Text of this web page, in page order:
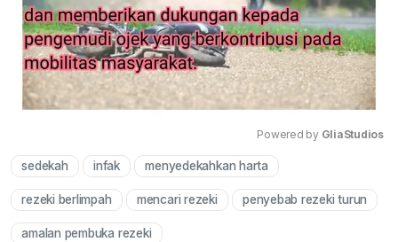
Powered by GliaStudios
sedekah infak menyedekahkan harta
rezeki berlimpah mencari rezeki penyebab rezeki turun
amalan pembuka rezeki